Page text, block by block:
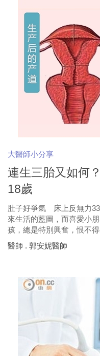
大醫師小分享
連生三胎又如何
18歲
肚子好爭氣 床上反無力
來生活的藍圖，而喜愛小
孩，總是特別興奮，恨不
醫師 . 郭安妮醫師